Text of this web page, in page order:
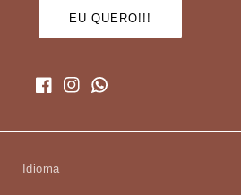
EU QUERO!!!
Facebook
Instagram
Idioma